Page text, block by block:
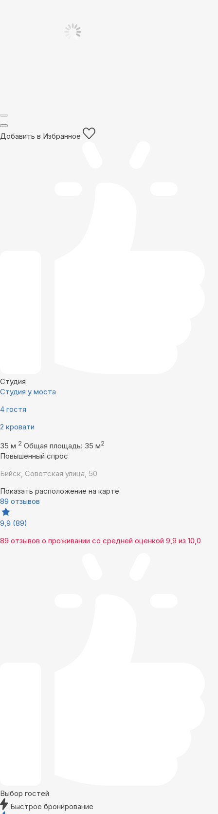
Добавить в Избранное
Студия
Студия у моста
4 гостя
2 кровати
35 м 2 Общая площадь: 35 м2
Повышенный спрос
Бийск, Советская улица, 50
Показать расположение на карте
89 отзывов
9,9 (89)
89 отзывов о проживании со средней оценкой 9,9 из 10,0
Выбор гостей
Быстрое бронирование